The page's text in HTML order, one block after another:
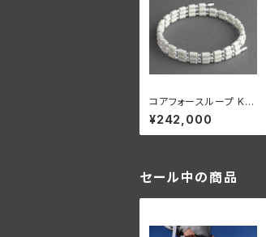
コアフォースループ K14
WG ホワイト CFL50
【正規品】
¥242,000
セール中の商品